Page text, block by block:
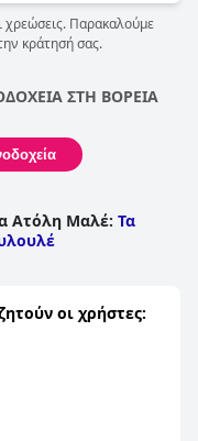
χρεώσεις. Παρακαλούμε
κράτησή σας.
ΣΤΗ ΒΟΡΕΙΑ
Ατόλη Μαλέ: Τα
οι χρήστες: